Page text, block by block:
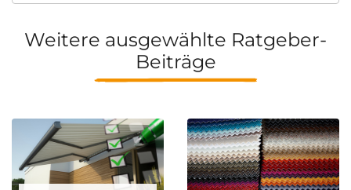
Weitere ausgewählte Ratgeber-
Beiträge